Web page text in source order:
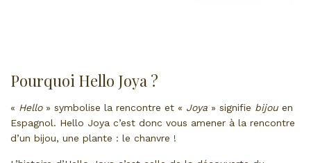
Pourquoi Hello Joya ?
« Hello» symbolise la rencontre et « Joya » signifie bijou en
Espagnol. Hello Joya c’est donc vous amener à la rencontre
d’un bijou, une plante : le chanvre !